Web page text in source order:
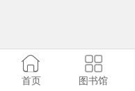
首页 图书馆